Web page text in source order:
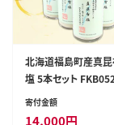
北海道福島町産真
塩 5本セット
寄付金額
14,000円